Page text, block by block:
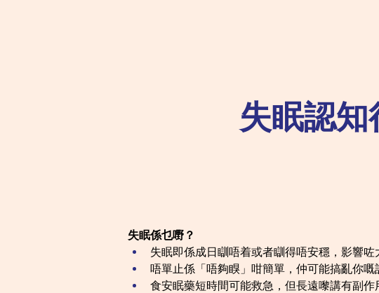
失眠認知
失眠係乜嘢？
失眠即係成日瞓唔着或者瞓得唔安穩，影響咗
唔單止係「唔夠瞁」咁簡單，仲可能搞亂你嘅
食安眠藥短時間可能救急，但長遠嚟講有副作